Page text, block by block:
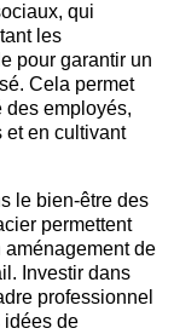
qui
les
pour garantir un
Cela permet
des employés,
et en cultivant
le bien-être des
permettent
de
Investir dans
professionnel
idées de